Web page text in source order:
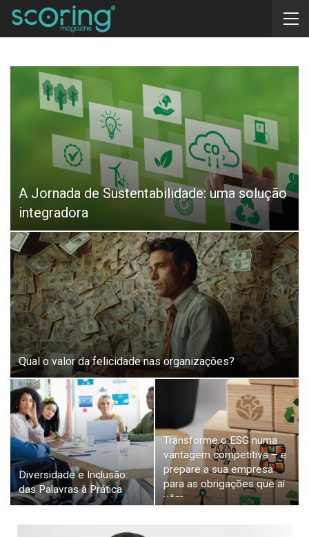
A Jornada de Sustentabilidade: uma solução
integradora
Qual o valor da felicidade nas organizações?
Diversidade e Inclusão:
das Palavras à Prática
Transforme o ESG numa
vantagem competitiva – e
prepare a sua empresa
para as obrigações que aí
vêm